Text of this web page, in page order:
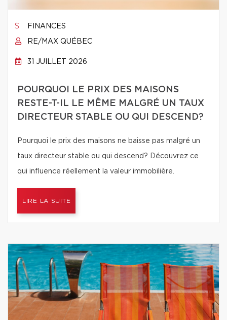
FINANCES
RE/MAX QUÉBEC
31 JUILLET 2026
POURQUOI LE PRIX DES MAISONS
RESTE-T-IL LE MÊME MALGRÉ UN TAUX
DIRECTEUR STABLE OU QUI DESCEND?
Pourquoi le prix des maisons ne baisse pas malgré un
taux directeur stable ou qui descend? Découvrez ce
qui influence réellement la valeur immobilière.
LIRE LA SUITE